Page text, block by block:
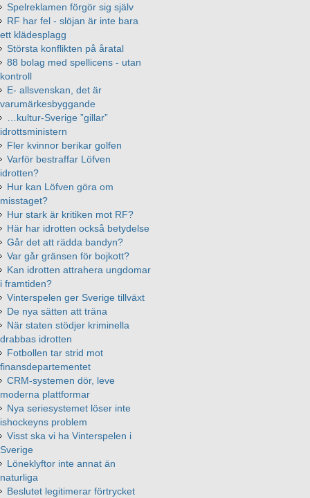
Spelreklamen förgör sig själv
RF har fel - slöjan är inte bara
ett klädesplagg
Största konflikten på åratal
88 bolag med spellicens - utan
kontroll
E- allsvenskan, det är
varumärkesbyggande
…kultur-Sverige ”gillar”
idrottsministern
Fler kvinnor berikar golfen
Varför bestraffar Löfven
idrotten?
Hur kan Löfven göra om
misstaget?
Hur stark är kritiken mot RF?
Här har idrotten också betydelse
Går det att rädda bandyn?
Var går gränsen för bojkott?
Kan idrotten attrahera ungdomar
i framtiden?
Vinterspelen ger Sverige tillväxt
De nya sätten att träna
När staten stödjer kriminella
drabbas idrotten
Fotbollen tar strid mot
finansdepartementet
CRM-systemen dör, leve
moderna plattformar
Nya seriesystemet löser inte
ishockeyns problem
Visst ska vi ha Vinterspelen i
Sverige
Löneklyftor inte annat än
naturliga
Beslutet legitimerar förtrycket